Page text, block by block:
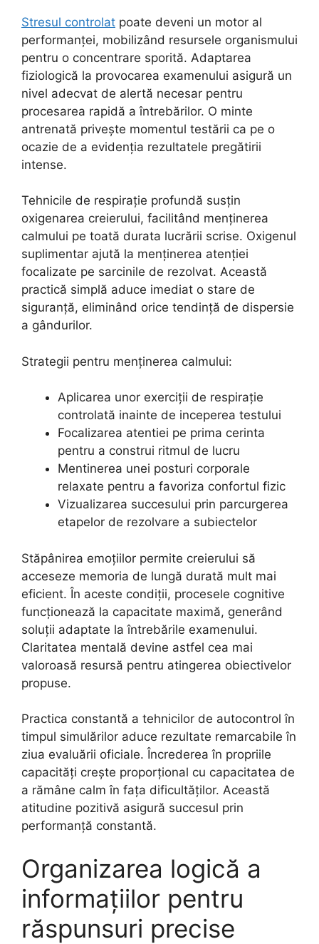
Stresul controlat poate deveni un motor al
performanței, mobilizând resursele organismului
pentru o concentrare sporită. Adaptarea
fiziologică la provocarea examenului asigură un
nivel adecvat de alertă necesar pentru
procesarea rapidă a întrebărilor. O minte
antrenată privește momentul testării ca pe o
ocazie de a evidenția rezultatele pregătirii
intense.
Tehnicile de respirație profundă susțin
oxigenarea creierului, facilitând menținerea
calmului pe toată durata lucrării scrise. Oxigenul
suplimentar ajută la menținerea atenției
focalizate pe sarcinile de rezolvat. Această
practică simplă aduce imediat o stare de
siguranță, eliminând orice tendință de dispersie
a gândurilor.
Strategii pentru menținerea calmului:
Aplicarea unor exerciții de respirație
controlată inainte de inceperea testului
Focalizarea atentiei pe prima cerinta
pentru a construi ritmul de lucru
Mentinerea unei posturi corporale
relaxate pentru a favoriza confortul fizic
Vizualizarea succesului prin parcurgerea
etapelor de rezolvare a subiectelor
Stăpânirea emoțiilor permite creierului să
acceseze memoria de lungă durată mult mai
eficient. În aceste condiții, procesele cognitive
funcționează la capacitate maximă, generând
soluții adaptate la întrebările examenului.
Claritatea mentală devine astfel cea mai
valoroasă resursă pentru atingerea obiectivelor
propuse.
Practica constantă a tehnicilor de autocontrol în
timpul simulărilor aduce rezultate remarcabile în
ziua evaluării oficiale. Încrederea în propriile
capacități crește proporțional cu capacitatea de
a rămâne calm în fața dificultăților. Această
atitudine pozitivă asigură succesul prin
performanță constantă.
Organizarea logică a
informațiilor pentru
răspunsuri precise